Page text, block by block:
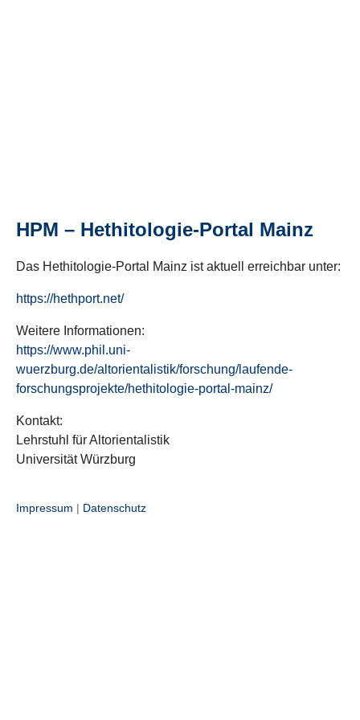
HPM – Hethitologie-Portal Mainz
Das Hethitologie-Portal Mainz ist aktuell erreichbar unter:
https://hethport.net/
Weitere Informationen:
https://www.phil.uni-
wuerzburg.de/altorientalistik/forschung/laufende-
forschungsprojekte/hethitologie-portal-mainz/
Kontakt:
Lehrstuhl für Altorientalistik
Universität Würzburg
Impressum | Datenschutz